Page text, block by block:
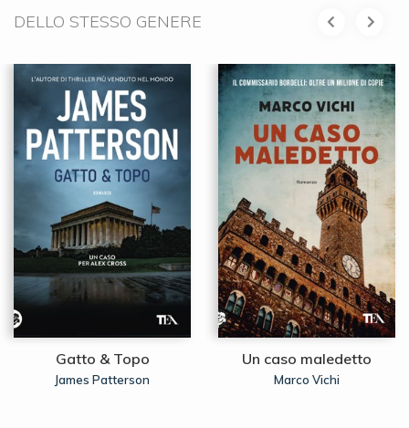
DELLO STESSO GENERE
Gatto & Topo
James Patterson
Un caso maledetto
Marco Vichi